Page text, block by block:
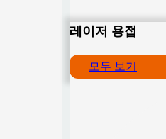
레이저 용접
모두 보기